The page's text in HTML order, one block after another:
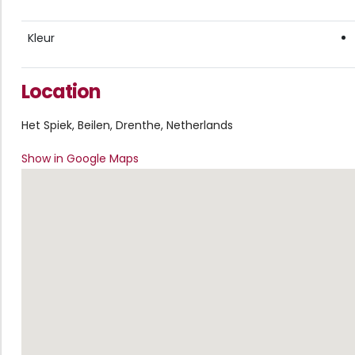
Kleur
Location
Het Spiek, Beilen, Drenthe, Netherlands
Show in Google Maps